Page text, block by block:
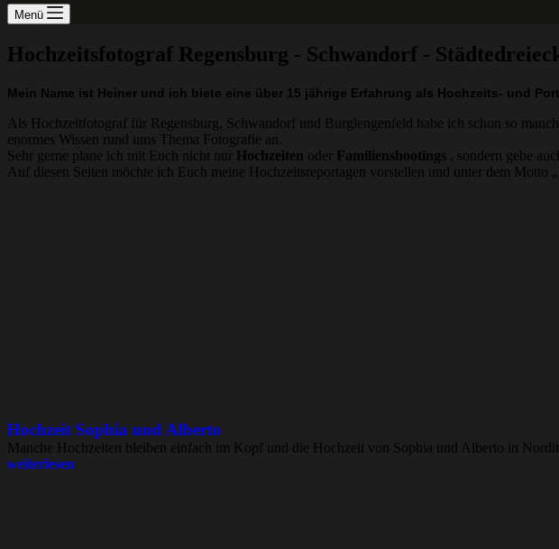
Menü
Hochzeitsfotograf Regensburg - Schwandorf -
Mein Name ist Heiner und ich biete eine über 15 jährige Erfahrung als Hochzeits- und
Als Hochzeitfotograf für Regensburg, Schwandorf und Burglengenfeld habe ich schon so
enormes Wissen rund ums Thema Fotografie an.
Sehr gerne plane ich mit Euch nicht nur Hochzeiten oder Familienshootings , sondern gebe
Auf diesen Seiten möchte ich Euch meine Hochzeitsreportagen vorstellen und unter dem
Hochzeit Sophia und Alberto
Manche Hochzeiten bleiben einfach im Kopf und die Hochzeit von Sophia und Alberto in
weiterlesen